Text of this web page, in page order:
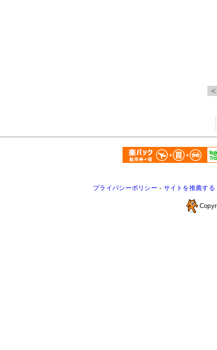
プライバシーポリシー - サイトを推薦する